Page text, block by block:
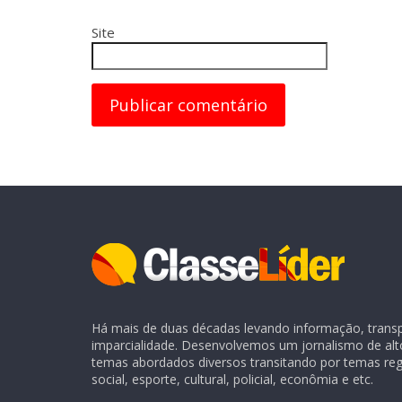
Site
Há mais de duas décadas levando informação,
imparcialidade. Desenvolvemos um jornalismo de
temas abordados diversos transitando por temas
social, esporte, cultural, policial, econômia e etc.